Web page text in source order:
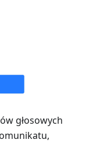
głosowych